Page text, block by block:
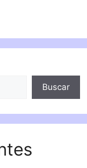
Buscar